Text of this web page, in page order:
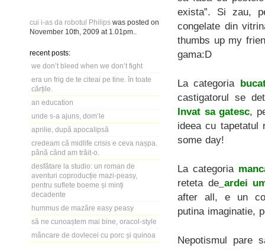
cui i-as da robotul Philips was posted on
November 10th, 2009 at 1.01pm
recent posts:
we don’t bleed when we don’t fight
era un frig de te citeai pe tine. în toate
cărțile.
an education
unde s-a ajuns, dom’le
aprilie, după apocalipsă
credeam că midlife crisis e ceva nașpa.
până când am trăit-o.
desfătare la studio: un roman de
aventuri coproducție mazi-peasy,
pentru suflete boeme și minți
decadente
hummus de mazăre easy peasy
să ne cunoaștem mai bine, oracol-style
mâncare de dovlecei cu porc și quinoa
exista”. Si zau,
congelate din
thumbs up my
gama:D
La categoria
castigatorul se
Invat sa gatesc,
ideea cu
some day!
La categoria
reteta de ardei
after all, e un
putina imaginatie,
Nepotismul pare